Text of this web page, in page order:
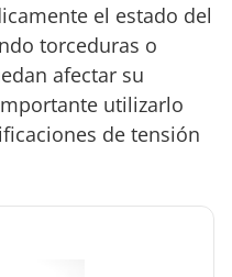
el estado del
torceduras o
afectar su
utilizarlo
de tensión